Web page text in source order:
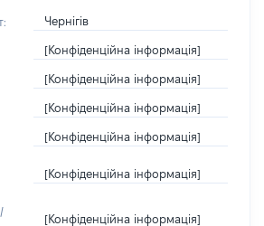
Чернігів
[Конфіденційна інформація]
[Конфіденційна інформація]
[Конфіденційна інформація]
[Конфіденційна інформація]
[Конфіденційна інформація]
[Конфіденційна інформація]